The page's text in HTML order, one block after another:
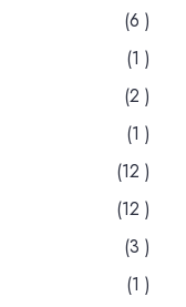
(6 )
(1 )
(2 )
(1 )
(12 )
(12 )
(3 )
(1 )